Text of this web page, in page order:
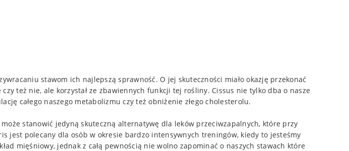
stawom ich najlepszą sprawność. O jej skuteczności miało okazję przekonać
też nie, ale korzystał ze zbawiennych funkcji tej rośliny. Cissus nie tylko dba o nasze
całego naszego metabolizmu czy też obniżenie złego cholesterolu.
stanowić jedyną skuteczną alternatywę dla leków przeciwzapalnych, które przy
jest polecany dla osób w okresie bardzo intensywnych treningów, kiedy to jesteśmy
mięśniowy, jednak z całą pewnością nie wolno zapominać o naszych stawach które